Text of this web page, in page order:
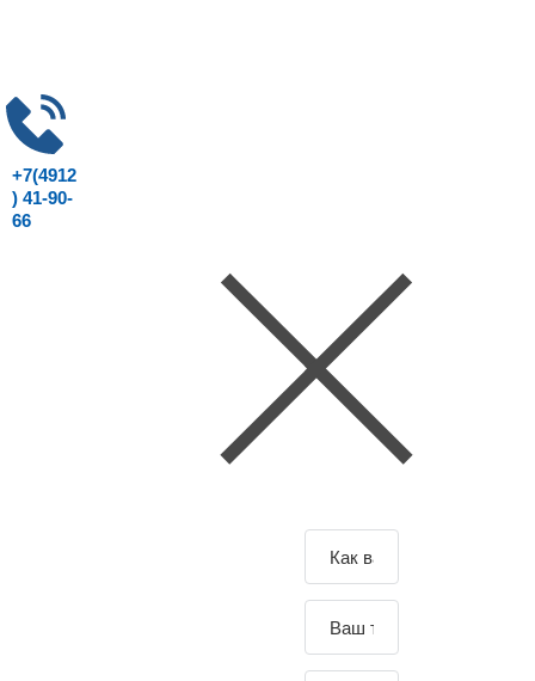
+7(4912
) 41-90-
66